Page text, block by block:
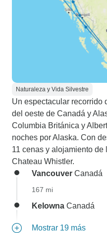
Naturaleza y Vida Silvestre
Un espectacular recorrido
del oeste de Canadá y
Columbia Británica y
noches por Alaska. Con
11 cenas y alojamiento
Chateau Whistler.
Vancouver Canadá
167 mi
Kelowna Canadá
Mostrar 19 más